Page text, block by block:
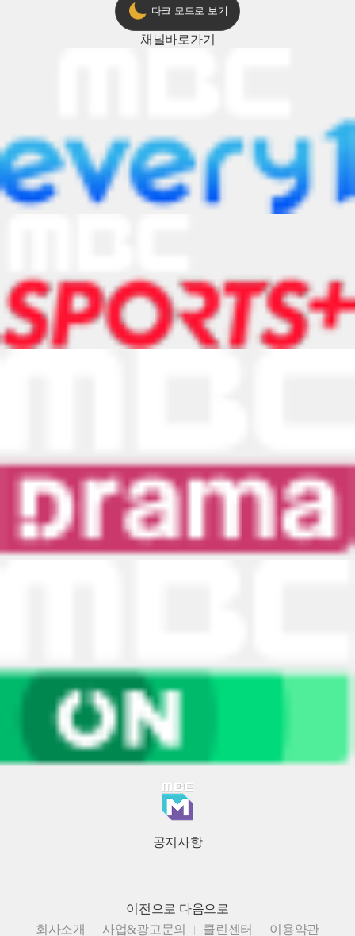
다크 모드로 보기
채널바로가기
공지사항
이전으로 다음으로
회사소개
사업&광고문의 클린센터 이용약관